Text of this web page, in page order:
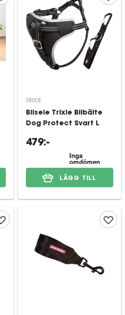
TRIXIE
Bilsele Trixie Bilbälte
Dog Protect Svart L
479:-
LÄGG TILL